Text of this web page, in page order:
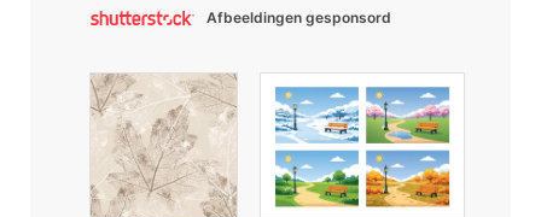
Afbeeldingen gesponsord